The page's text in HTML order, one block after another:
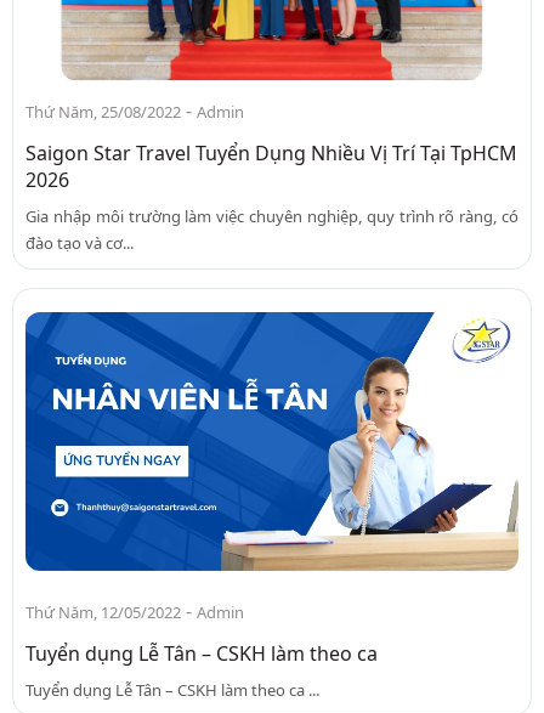
Thứ Năm, 25/08/2022 - Admin
Saigon Star Travel Tuyển Dụng Nhiều Vị Trí Tại TpHCM
2026
Gia nhập môi trường làm việc chuyên nghiệp, quy trình rõ ràng, có
đào tạo và cơ...
Thứ Năm, 12/05/2022 - Admin
Tuyển dụng Lễ Tân – CSKH làm theo ca
Tuyển dụng Lễ Tân – CSKH làm theo ca ...